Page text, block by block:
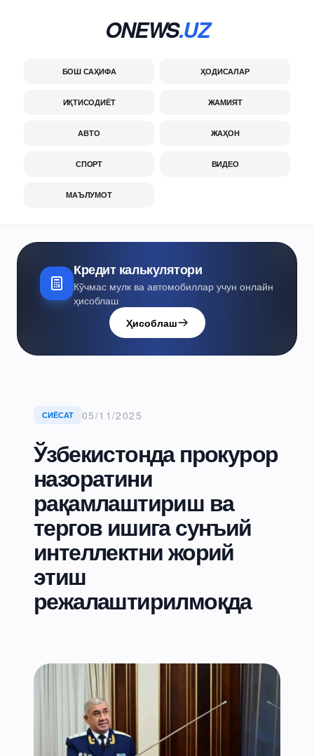
ONEWS.UZ
БОШ САҲИФА ҲОДИСАЛАР
ИҚТИСОДИЁТ ЖАМИЯТ
АВТО ЖАҲОН
СПОРТ ВИДЕО
МАЪЛУМОТ
Кредит калькулятори
Кўчмас мулк ва автомобиллар учун онлайн
ҳисоблаш
Ҳисоблаш
СИЁСАТ 05/11/2025
Ўзбекистонда прокурор
назоратини
рақамлаштириш ва
тергов ишига сунъий
интеллектни жорий
этиш
режалаштирилмоқда